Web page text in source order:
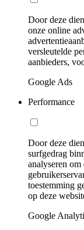
Door deze
onze online
versleutelde
aanbieders,
Google Ads
Performance
Door deze
surfgedrag
analyseren
toestemming
op deze
Google